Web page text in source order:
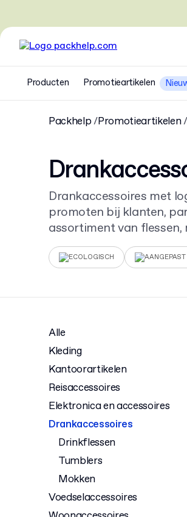
Producten Promotieartikelen
Packhelp Promotieartikelen
Drankaccessoires met
promoten bij klanten,
assortiment van
promotieartikel. Bekijk
inspiratie.
ECOLOGISCH
Alle
Kleding
Kantoorartikelen
Reisaccessoires
Elektronica en accessoires
Drankaccessoires
Drinkflessen
Tumblers
Mokken
Voedselaccessoires